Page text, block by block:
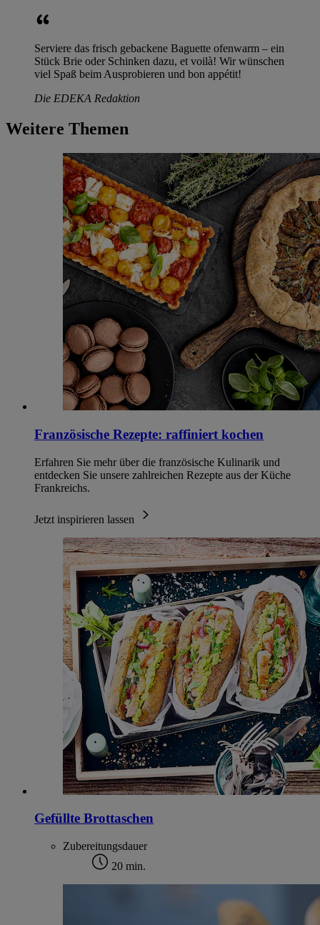
Serviere das frisch gebackene Baguette ofenwarm – ein
Stück Brie oder Schinken dazu, et voilà! Wir wünschen
viel Spaß beim Ausprobieren und bon appétit!
Die EDEKA Redaktion
Weitere Themen
Französische Rezepte: raffiniert kochen
Erfahren Sie mehr über die französische Kulinarik und
entdecken Sie unsere zahlreichen Rezepte aus der Küche
Frankreichs.
Jetzt inspirieren lassen
Gefüllte Brottaschen
Zubereitungsdauer
20 min.